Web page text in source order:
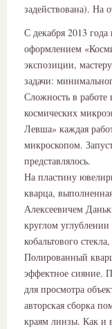
задействована).
С декабря 2013
оформлением
экспозиции,
задачи:
Сложность в работе
космических
Левша» каждая
микроскопом.
представлялось.
На пластину
кварца,
Алексеевичем
круглом
кобальтового
Полированный
эффектное сияние.
для просмотра
авторская сборка
краям линзы. Как и